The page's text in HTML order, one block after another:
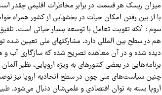
میزان ریسک هر قسمت در برابر مخاطرات اقلیمی چقدر
با از بین رفتن امکان حیات در بخشهایی از کشور همراه
سوم : آنکه تقویت تعامل با توسعه بسیار حیاتی است.
دیده شده و در آن معاهده تصریح شده که سازگاری آب و
چنین سیاست‌های ملی چون در سطح اتحادیه اروپا نیز
اروپا بسته به توان اقتصادی و علمی‌شان دنبال می‌شود.